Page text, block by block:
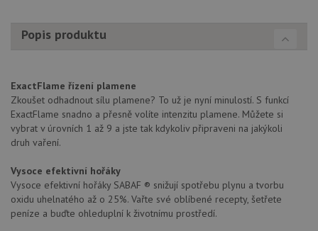
Popis produktu
ExactFlame řízení plamene
Zkoušet odhadnout sílu plamene? To už je nyní minulostí. S funkcí
ExactFlame snadno a přesně volíte intenzitu plamene. Můžete si
vybrat v úrovních 1 až 9 a jste tak kdykoliv připraveni na jakýkoli
druh vaření.
Vysoce efektivní hořáky
Vysoce efektivní hořáky SABAF ® snižují spotřebu plynu a tvorbu
oxidu uhelnatého až o 25%. Vařte své oblíbené recepty, šetřete
peníze a buďte ohleduplní k životnímu prostředí.